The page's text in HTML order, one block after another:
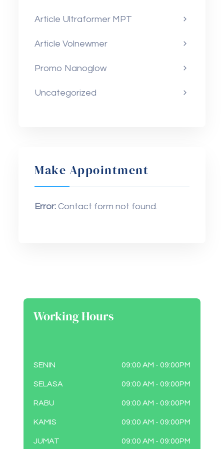
Article Ultraformer MPT
Article Volnewmer
Promo Nanoglow
Uncategorized
Make Appointment
Error: Contact form not found.
Working Hours
SENIN 09:00 AM - 09:00PM
SELASA 09:00 AM - 09:00PM
RABU 09:00 AM - 09:00PM
KAMIS 09:00 AM - 09:00PM
JUMAT 09:00 AM - 09:00PM